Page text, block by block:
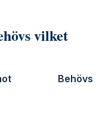
vilket
Behövs